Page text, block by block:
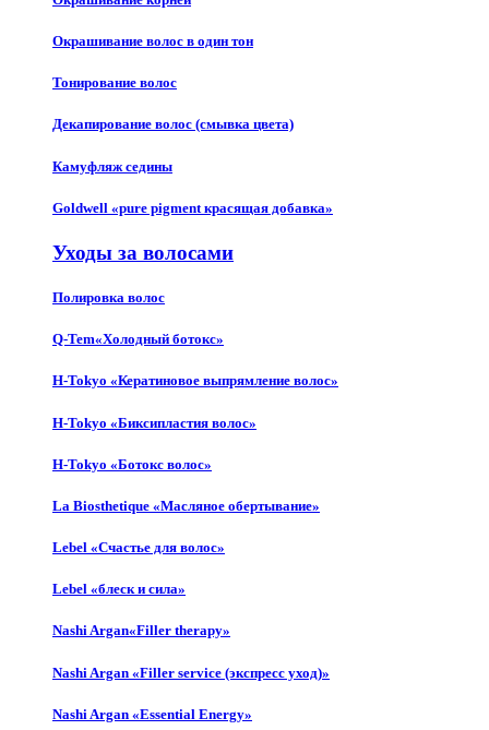
Окрашивание волос в один тон
Тонирование волос
Декапирование волос (смывка цвета)
Камуфляж седины
Goldwell «pure pigment красящая добавка»
Уходы за волосами
Полировка волос
Q-Tem«Холодный ботокс»
H-Tokyo «Кератиновое выпрямление волос»
H-Tokyo «Биксипластия волос»
H-Tokyo «Ботокс волос»
La Biosthetique «Масляное обертывание»
Lebel «Счастье для волос»
Lebel «блеск и сила»
Nashi Argan«Filler therapy»
Nashi Argan «Filler service (экспресс уход)»
Nashi Argan «Essential Energy»